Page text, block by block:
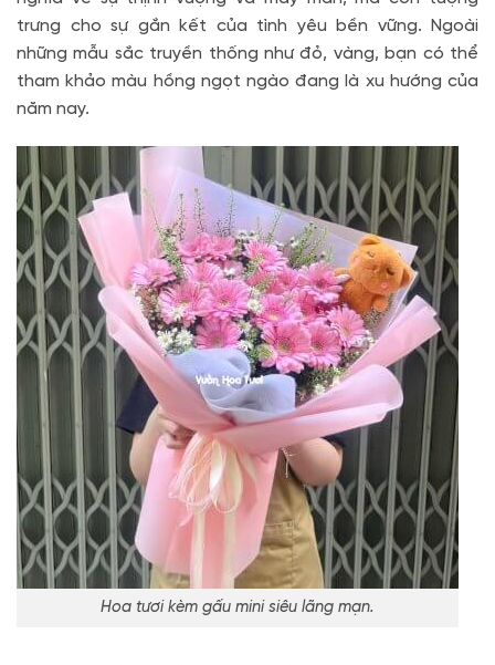
trưng cho sự gắn kết của tình yêu bền vững. Ngoài
những mẫu sắc truyền thống như đỏ, vàng, bạn có thể
tham khảo màu hồng ngọt ngào đang là xu hướng của
năm nay.
Hoa tươi kèm gấu mini siêu lãng mạn.